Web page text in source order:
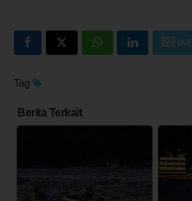
Tag
Berita Terkait